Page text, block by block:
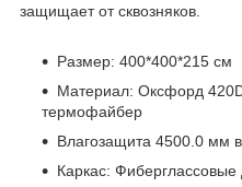
защищает от сквозняков.
Размер: 400*400*215 см
Материал: Оксфорд
термофайбер
Влагозащита 4500.0 мм
Каркас: